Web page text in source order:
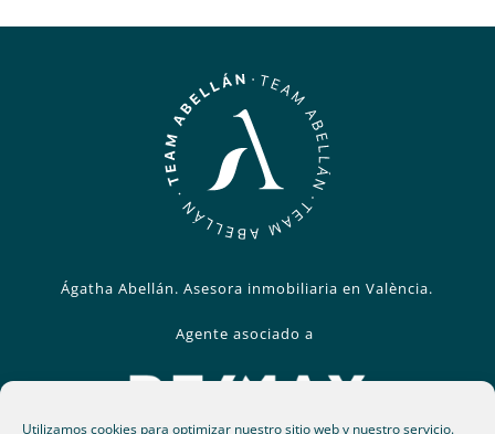
Utilizamos cookies para optimizar nuestro sitio web y nuestro servicio.
Ágatha Abellán. Asesora inmobiliaria en València.
Agente asociado a